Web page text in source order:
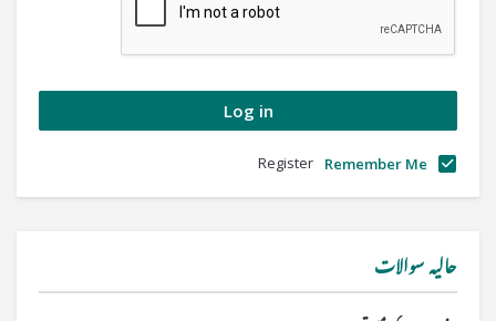
Remember Me
Register
حالیہ سوالات